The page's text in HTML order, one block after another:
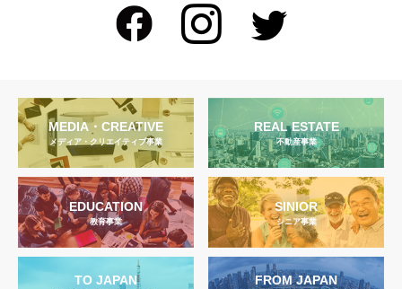
MEDIA・CREATIVE
メディア・クリエイティブ事業
REAL ESTATE
不動産事業
EDUCATION
教育事業
SINIOR
シニア事業
TO JAPAN FROM JAPAN